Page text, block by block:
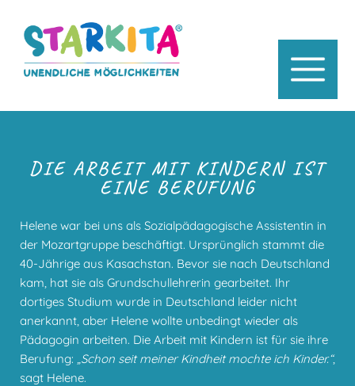
DIE ARBEIT MIT KINDERN IST
EINE BERUFUNG
Helene war bei uns als Sozialpädagogische Assistentin in
der Mozartgruppe beschäftigt. Ursprünglich stammt die
40-Jährige aus Kasachstan. Bevor sie nach Deutschland
kam, hat sie als Grundschullehrerin gearbeitet. Ihr
dortiges Studium wurde in Deutschland leider nicht
anerkannt, aber Helene wollte unbedingt wieder als
Pädagogin arbeiten. Die Arbeit mit Kindern ist für sie ihre
Berufung: „Schon seit meiner Kindheit mochte ich Kinder.“,
sagt Helene.